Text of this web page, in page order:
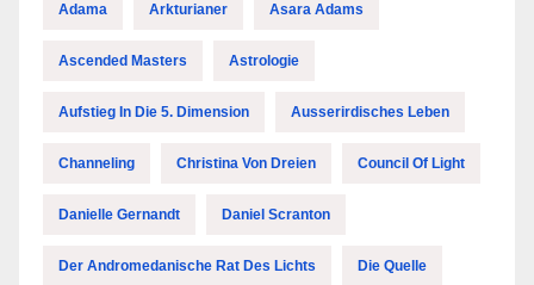
Adama Arkturianer Asara Adams
Ascended Masters Astrologie
Aufstieg In Die 5. Dimension Ausserirdisches Leben
Channeling Christina Von Dreien Council Of Light
Danielle Gernandt Daniel Scranton
Der Andromedanische Rat Des Lichts Die Quelle